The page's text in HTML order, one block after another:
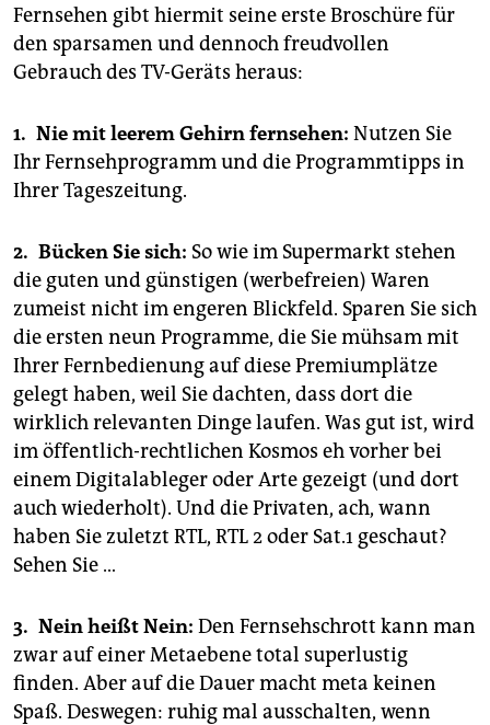
Fernsehen gibt hiermit seine erste Broschüre für
den sparsamen und dennoch freudvollen
Gebrauch des TV-Geräts heraus:
1. Nie mit leerem Gehirn fernsehen: Nutzen Sie
Ihr Fernsehprogramm und die Programmtipps in
Ihrer Tageszeitung.
2. Bücken Sie sich: So wie im Supermarkt stehen
die guten und günstigen (werbefreien) Waren
zumeist nicht im engeren Blickfeld. Sparen Sie sich
die ersten neun Programme, die Sie mühsam mit
Ihrer Fernbedienung auf diese Premiumplätze
gelegt haben, weil Sie dachten, dass dort die
wirklich relevanten Dinge laufen. Was gut ist, wird
im öffentlich-rechtlichen Kosmos eh vorher bei
einem Digitalableger oder Arte gezeigt (und dort
auch wiederholt). Und die Privaten, ach, wann
haben Sie zuletzt RTL, RTL 2 oder Sat.1 geschaut?
Sehen Sie …
3. Nein heißt Nein: Den Fernsehschrott kann man
zwar auf einer Metaebene total superlustig
finden. Aber auf die Dauer macht meta keinen
Spaß. Deswegen: ruhig mal ausschalten, wenn